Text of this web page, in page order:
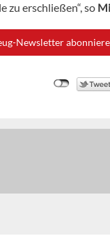
zu erschließen“, so
Newsletter